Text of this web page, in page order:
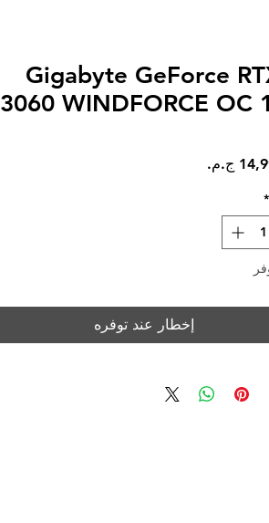
Gigabyte GeForce
3060 WINDFORCE OC
*
إخطار عند توفره